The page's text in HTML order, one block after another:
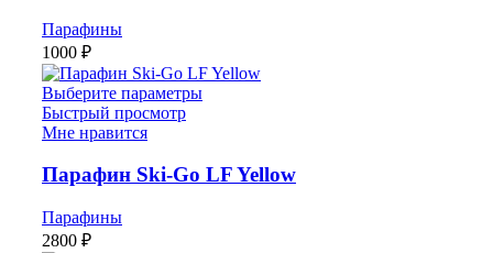
Парафины
1000 ₽
Выберите параметры
Быстрый просмотр
Мне нравится
Парафин Ski-Go LF Yellow
Парафины
2800 ₽